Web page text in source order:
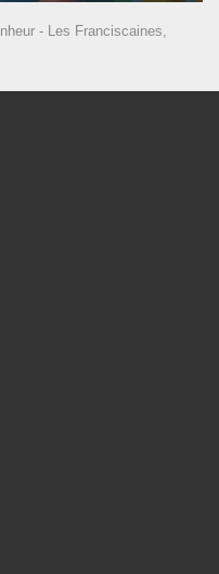
- Les Franciscaines,